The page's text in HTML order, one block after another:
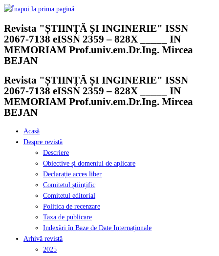
Skip
content
Revista "ȘTIINȚĂ ȘI INGINERIE" ISSN
2067-7138 eISSN 2359 – 828X _____ IN
MEMORIAM Prof.univ.em.Dr.Ing. Mircea
BEJAN
Revista "ȘTIINȚĂ ȘI INGINERIE" ISSN
2067-7138 eISSN 2359 – 828X _____ IN
MEMORIAM Prof.univ.em.Dr.Ing. Mircea
BEJAN
Acasă
Despre revistă
Descriere
Obiective și domeniul de aplicare
Declarație acces liber
Comitetul științific
Comitetul editorial
Politica de recenzare
Taxa de publicare
Indexări în Baze de Date Internaționale
Arhivă revistă
2025